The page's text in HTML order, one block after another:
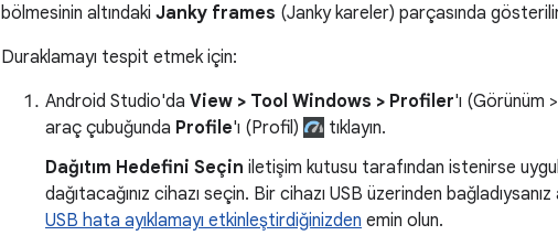
bölmesinin altındaki Janky frames (Janky kareler) parçasında
Duraklamayı tespit etmek için:
Android Studio'da View > Tool Windows > Profiler'ı (Görünüm
araç çubuğunda Profile'ı (Profil)
tıklayın.
Dağıtım Hedefini Seçin iletişim kutusu tarafından istenirse
dağıtacağınız cihazı seçin. Bir cihazı USB üzerinden
USB hata ayıklamayı etkinleştirdiğinizden emin olun.